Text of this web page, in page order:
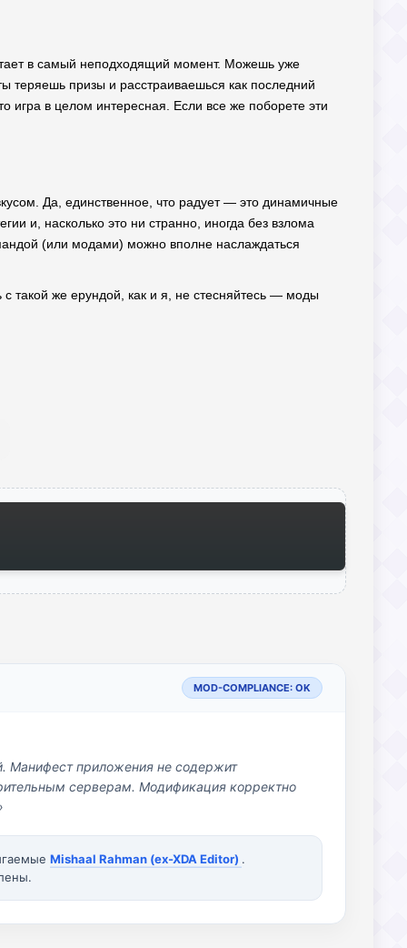
в самый неподходящий момент. Можешь уже
теряешь призы и расстраиваешься как последний
игра в целом интересная. Если все же поборете эти
Да, единственное, что радует — это динамичные
и, насколько это ни странно, иногда без взлома
(или модами) можно вполне наслаждаться
с такой же ерундой, как и я, не стесняйтесь — моды
MOD-COMPLIANCE: OK
Манифест приложения не содержит
серверам. Модификация корректно
Mishaal Rahman (ex-XDA Editor) .